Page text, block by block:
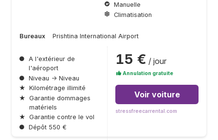
Manuelle
Climatisation
Bureaux Prishtina International Airport
● A l'extérieur de
l'aéroport
● Niveau → Niveau
★ Kilométrage illimité
★ Garantie dommages
matériels
★ Garantie contre le vol
● Dépôt 550 €
15 € / jour
Annulation gratuite
Voir voiture
stressfreecarrental.com